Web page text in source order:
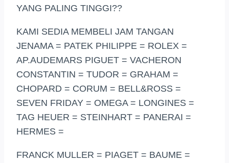
YANG PALING TINGGI??
KAMI SEDIA MEMBELI JAM TANGAN
JENAMA = PATEK PHILIPPE = ROLEX =
AP.AUDEMARS PIGUET = VACHERON
CONSTANTIN = TUDOR = GRAHAM =
CHOPARD = CORUM = BELL&ROSS =
SEVEN FRIDAY = OMEGA = LONGINES =
TAG HEUER = STEINHART = PANERAI =
HERMES =
FRANCK MULLER = PIAGET = BAUME =